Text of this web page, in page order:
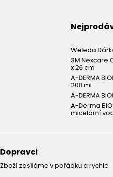
Weleda
3M Nexcare
x 26 cm
A-DERMA
200 ml
A-DERMA
A-Derma
micelární
Dopravci
Zboží zasíláme v pořádku a rychle